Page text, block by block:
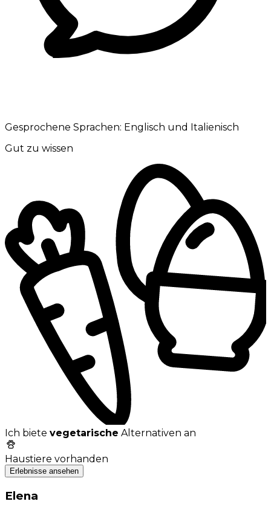
Gesprochene Sprachen: Englisch und Italienisch
Gut zu wissen
Ich biete vegetarische Alternativen an
Haustiere vorhanden
Erlebnisse ansehen
Elena